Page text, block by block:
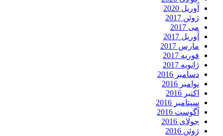
آوریل 2020
ژوئن 2017
می 2017
آوریل 2017
مارس 2017
فوریه 2017
ژانویه 2017
دسامبر 2016
نوامبر 2016
اکتبر 2016
سپتامبر 2016
آگوست 2016
جولای 2016
ژوئن 2016